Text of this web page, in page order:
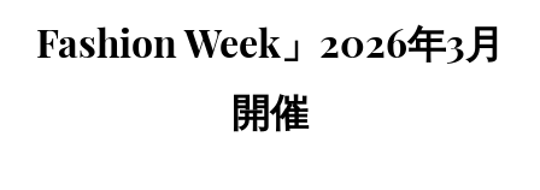
Fashion Week」2026年3月
開催